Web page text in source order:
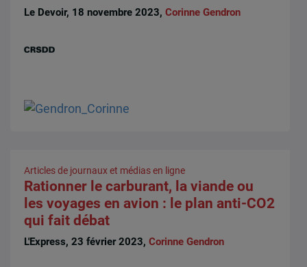
Le Devoir, 18 novembre 2023,Corinne Gendron
Articles de journaux et médias en ligne
Rationner le carburant, la viande ou
les voyages en avion : le plan anti-CO2
qui fait débat
L'Express, 23 février 2023,Corinne Gendron